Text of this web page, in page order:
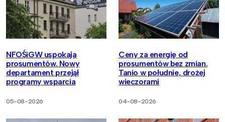
NFOŚiGW uspokaja
prosumentów. Nowy
departament przejął
programy wsparcia
05-08-2026
Ceny za energię od
prosumentów bez zmian.
Tanio w południe, drożej
wieczorami
04-08-2026